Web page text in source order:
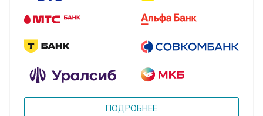
ПОДРОБНЕЕ